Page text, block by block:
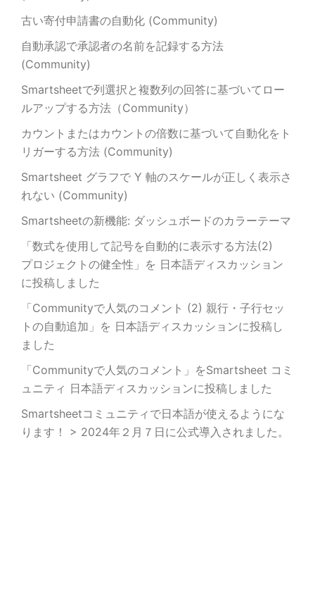
古い寄付申請書の自動化 (Community)
自動承認で承認者の名前を記録する方法
(Community)
Smartsheetで列選択と複数列の回答に基づいてロー
ルアップする方法（Community）
カウントまたはカウントの倍数に基づいて自動化をト
リガーする方法 (Community)
Smartsheet グラフで Y 軸のスケールが正しく表示さ
れない (Community)
Smartsheetの新機能: ダッシュボードのカラーテーマ
「数式を使用して記号を自動的に表示する方法(2)
プロジェクトの健全性」を 日本語ディスカッション
に投稿しました
「Communityで人気のコメント (2) 親行・子行セッ
トの自動追加」を 日本語ディスカッションに投稿し
ました
「Communityで人気のコメント」をSmartsheet コミ
ュニティ 日本語ディスカッションに投稿しました
Smartsheetコミュニティで日本語が使えるようにな
ります！ > 2024年２月７日に公式導入されました。